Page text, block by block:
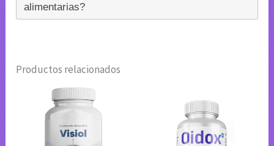
alimentarias?
Productos relacionados